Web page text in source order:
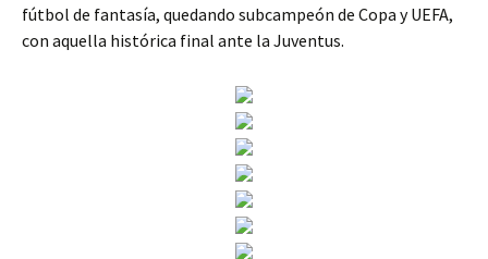
fútbol de fantasía, quedando subcampeón de Copa y UEFA,
con aquella histórica final ante la Juventus.